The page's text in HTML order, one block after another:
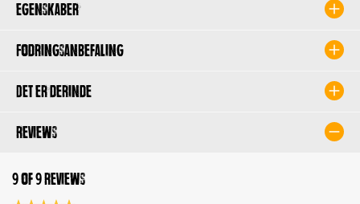
Egenskaber
Fodringsanbefaling
Det er derinde
Reviews
9 of 9 reviews